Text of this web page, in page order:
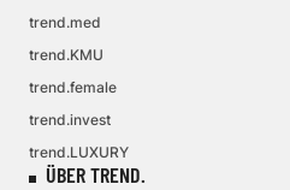
trend.med
trend.KMU
trend.female
trend.invest
trend.LUXURY
ÜBER TREND.